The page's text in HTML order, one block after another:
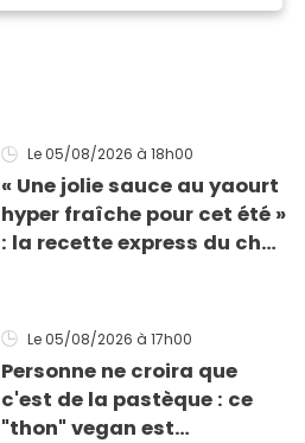
Le 05/08/2026 à 18h00
« Une jolie sauce au yaourt
hyper fraîche pour cet été »
: la recette express du chef
grillades
Le 05/08/2026 à 17h00
Personne ne croira que
c'est de la pastèque : ce
"thon" vegan est